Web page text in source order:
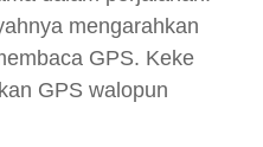
mengarahkan
GPS. Keke
GPS walopun